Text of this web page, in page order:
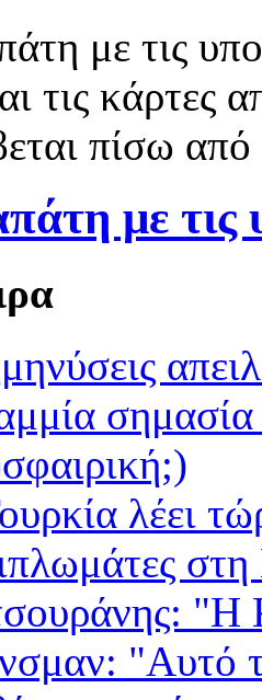
με τις
λέει
"Η
"Αυτό